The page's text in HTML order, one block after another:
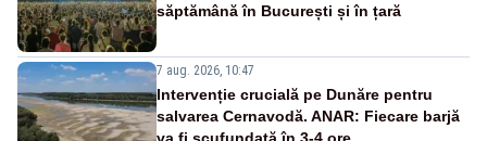
săptămână în București și în țară
7 aug. 2026, 10:47
Intervenție crucială pe Dunăre pentru
salvarea Cernavodă. ANAR: Fiecare barjă
va fi scufundată în 3-4 ore